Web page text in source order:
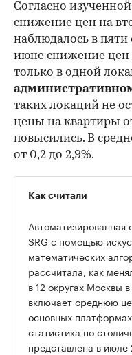
Согласно изученной
снижение цен на
наблюдалось в
июне снижение цен
только в одной
таких локаций не
цены на квартиры
повысились. В
от 0,2 до 2,9%.
Как считали
SRG с помощью
математических
рассчитала, как
в 12 округах Москвы
включает среднюю
основных
статистика по
представлена в июле